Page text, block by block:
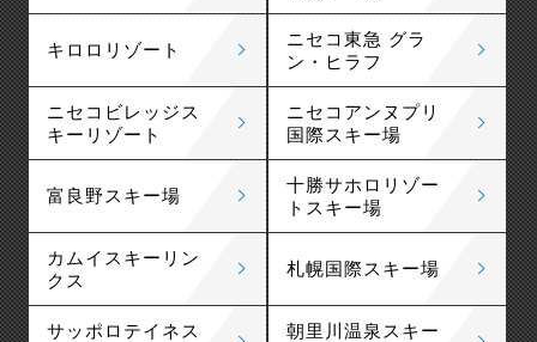
キロロリゾート
ニセコ東急 グラ
ン・ヒラフ
ニセコビレッジス
キーリゾート
ニセコアンヌプリ
国際スキー場
富良野スキー場
十勝サホロリゾー
トスキー場
カムイスキーリン
クス
札幌国際スキー場
サッポロテイネス
朝里川温泉スキー